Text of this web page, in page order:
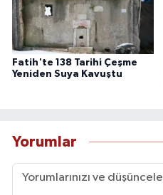
Fatih'te 138 Tarihi Çeşme
Yeniden Suya Kavuştu
Yorumlar